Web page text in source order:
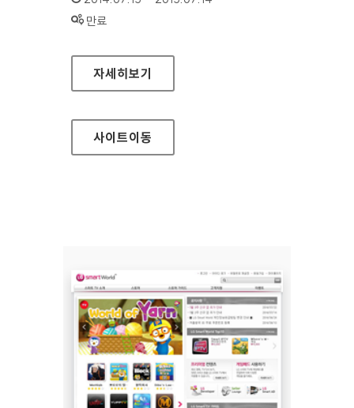
상태 :
만료
마음더하기 정책포털
자세히보기
사이트이동